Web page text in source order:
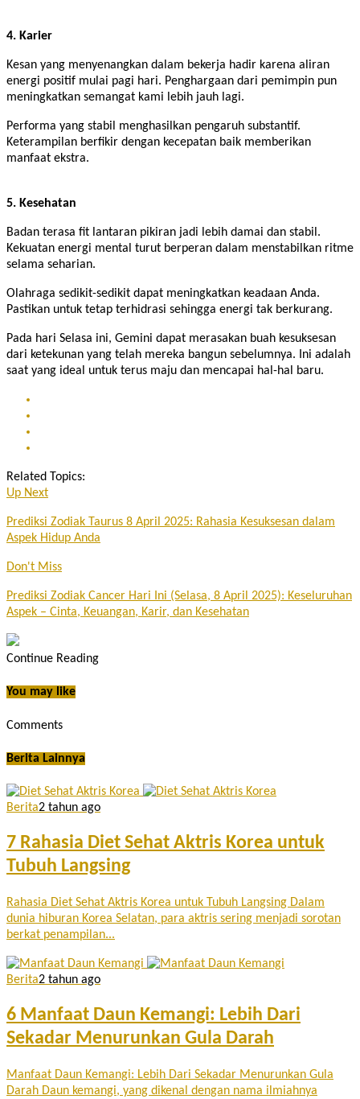
4. Karier
Kesan yang menyenangkan dalam bekerja hadir karena aliran
energi positif mulai pagi hari. Penghargaan dari pemimpin pun
meningkatkan semangat kami lebih jauh lagi.
Performa yang stabil menghasilkan pengaruh substantif.
Keterampilan berfikir dengan kecepatan baik memberikan
manfaat ekstra.
5. Kesehatan
Badan terasa fit lantaran pikiran jadi lebih damai dan stabil.
Kekuatan energi mental turut berperan dalam menstabilkan ritme
selama seharian.
Olahraga sedikit-sedikit dapat meningkatkan keadaan Anda.
Pastikan untuk tetap terhidrasi sehingga energi tak berkurang.
Pada hari Selasa ini, Gemini dapat merasakan buah kesuksesan
dari ketekunan yang telah mereka bangun sebelumnya. Ini adalah
saat yang ideal untuk terus maju dan mencapai hal-hal baru.
Related Topics:
Up Next
Prediksi Zodiak Taurus 8 April 2025: Rahasia Kesuksesan dalam
Aspek Hidup Anda
Don't Miss
Prediksi Zodiak Cancer Hari Ini (Selasa, 8 April 2025): Keseluruhan
Aspek – Cinta, Keuangan, Karir, dan Kesehatan
Continue Reading
You may like
Comments
Berita Lainnya
Berita2 tahun ago
7 Rahasia Diet Sehat Aktris Korea untuk
Tubuh Langsing
Rahasia Diet Sehat Aktris Korea untuk Tubuh Langsing Dalam
dunia hiburan Korea Selatan, para aktris sering menjadi sorotan
berkat penampilan...
Berita2 tahun ago
6 Manfaat Daun Kemangi: Lebih Dari
Sekadar Menurunkan Gula Darah
Manfaat Daun Kemangi: Lebih Dari Sekadar Menurunkan Gula
Darah Daun kemangi, yang dikenal dengan nama ilmiahnya